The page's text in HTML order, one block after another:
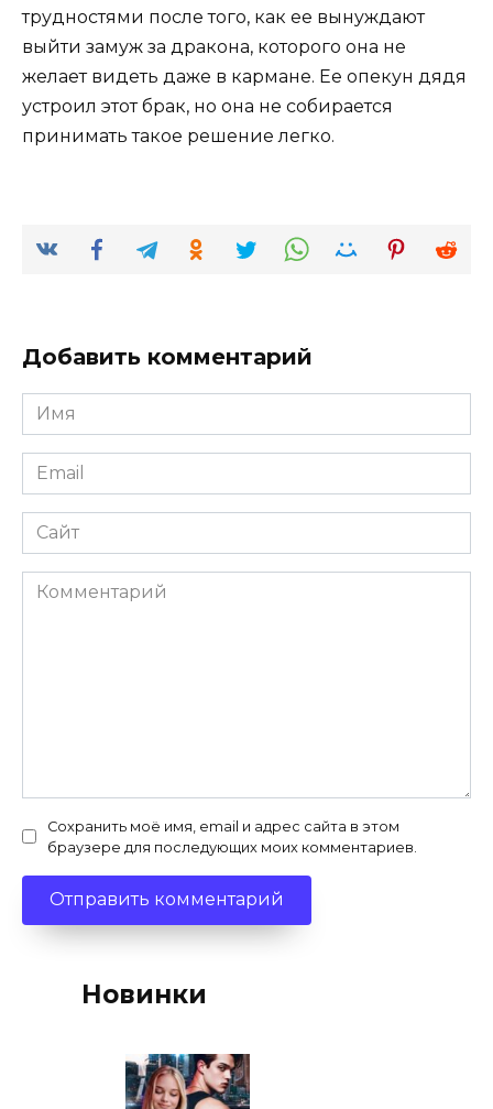
трудностями после того, как ее вынуждают
выйти замуж за дракона, которого она не
желает видеть даже в кармане. Ее опекун дядя
устроил этот брак, но она не собирается
принимать такое решение легко.
Добавить комментарий
Имя
*
Email
*
Сайт
Комментарий
Сохранить моё имя, email и адрес сайта в этом
браузере для последующих моих комментариев.
Новинки